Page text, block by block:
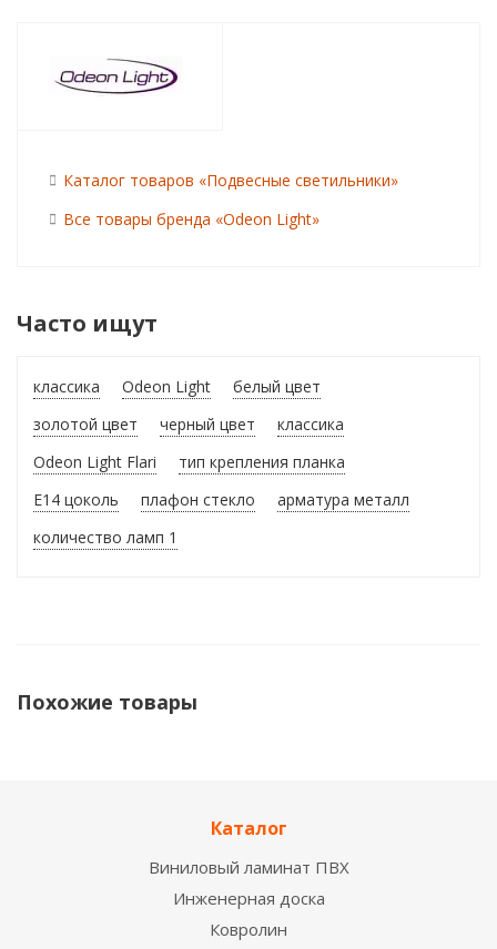
Каталог товаров «Подвесные светильники»
Все товары бренда «Odeon Light»
Часто ищут
классика Odeon Light
белый цвет
золотой цвет
черный цвет
классика
Odeon Light Flari
тип крепления планка
E14 цоколь
плафон стекло
арматура металл
количество ламп 1
Похожие товары
Каталог
Виниловый ламинат ПВХ
Инженерная доска
Ковролин